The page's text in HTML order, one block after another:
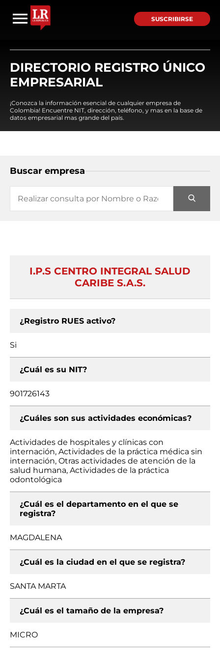
SUSCRIBIRSE
DIRECTORIO REGISTRO ÚNICO
EMPRESARIAL
¡Conozca la información esencial de cualquier empresa de
Colombia! Encuentre NIT, dirección, teléfono, y mas en la base de
datos empresarial mas grande del país.
Buscar empresa
I.P.S CENTRO INTEGRAL SALUD
CARIBE S.A.S.
¿Registro RUES activo?
Si
¿Cuál es su NIT?
901726143
¿Cuáles son sus actividades económicas?
Actividades de hospitales y clínicas con
internación, Actividades de la práctica médica sin
internación, Otras actividades de atención de la
salud humana, Actividades de la práctica
odontológica
¿Cuál es el departamento en el que se
registra?
MAGDALENA
¿Cuál es la ciudad en el que se registra?
SANTA MARTA
¿Cuál es el tamaño de la empresa?
MICRO